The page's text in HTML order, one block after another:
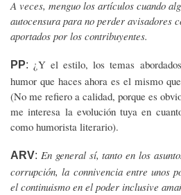
A veces, menguo los artículos cuando
autocensura para no perder avisadores
aportados por los contribuyentes.
PP: ¿Y el estilo, los temas
humor que haces ahora es el mismo
(No me refiero a calidad, porque es
me interesa la evolución tuya en
como humorista literario).
ARV: En general sí, tanto en los
corrupción, la connivencia entre unos
el continuismo en el poder inclusive